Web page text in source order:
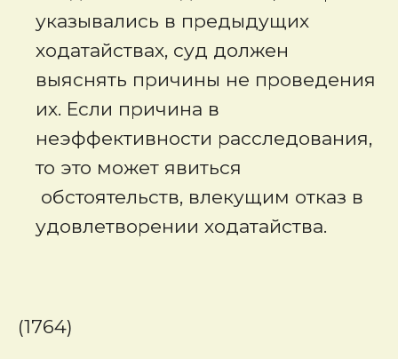
указывались в предыдущих
ходатайствах, суд должен
выяснять причины не проведения
их. Если причина в
неэффективности расследования,
то это может явиться
обстоятельств, влекущим отказ в
удовлетворении ходатайства.
(1764)